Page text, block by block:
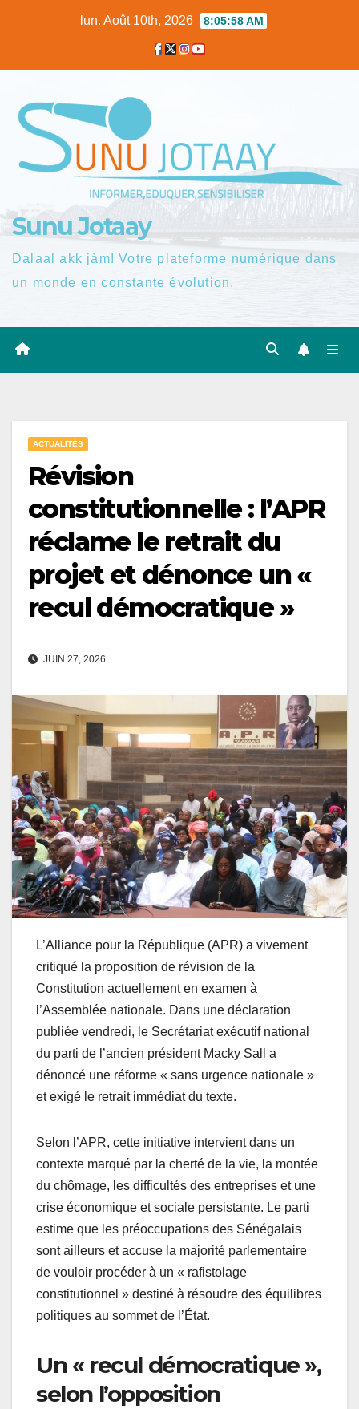
lun. Août 10th, 2026 8:05:59 AM
Sunu Jotaay
Dalaal akk jàm! Votre plateforme numérique dans
un monde en constante évolution.
ACTUALITÉS
Révision
constitutionnelle : l’APR
réclame le retrait du
projet et dénonce un «
recul démocratique »
JUIN 27, 2026
L’Alliance pour la République (APR) a vivement
critiqué la proposition de révision de la
Constitution actuellement en examen à
l’Assemblée nationale. Dans une déclaration
publiée vendredi, le Secrétariat exécutif national
du parti de l’ancien président Macky Sall a
dénoncé une réforme « sans urgence nationale »
et exigé le retrait immédiat du texte.
Selon l’APR, cette initiative intervient dans un
contexte marqué par la cherté de la vie, la montée
du chômage, les difficultés des entreprises et une
crise économique et sociale persistante. Le parti
estime que les préoccupations des Sénégalais
sont ailleurs et accuse la majorité parlementaire
de vouloir procéder à un « rafistolage
constitutionnel » destiné à résoudre des équilibres
politiques au sommet de l’État.
Un « recul démocratique »,
selon l’opposition